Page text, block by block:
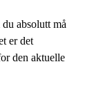
absolutt må
er det
den aktuelle